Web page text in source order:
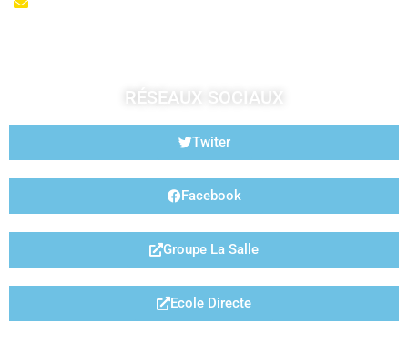
RÉSEAUX SOCIAUX
Twiter
Facebook
Groupe La Salle
Ecole Directe